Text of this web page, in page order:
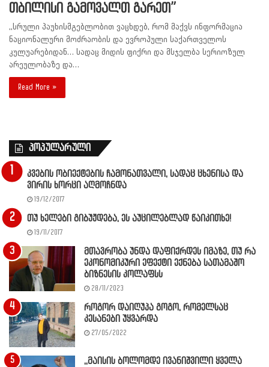
თბილისი გამოვალთ გარეთ”
,,სრული პაუხისმგებლობით ვაცხდებ, რომ მაქვს ინფორმაცია
ნაციონალური მოძრაობის და ევროპული საქართველოს
კულუარებიდან… სადაც მიდის ფიქრი და მსჯელბა სერიოზულ
არეულობაზე და…
Read More »
პოპულარული
კვების ობიექტების ჩამონათვალი, სადაც ცხენისა და
ვირის ხორცი აღმოჩნდა
19/12/2017
თუ ხელები გიბუჟდება, ეს აუცილებლად წაიკითხე!
19/11/2017
მთავრობა უნდა დაფიქრდეს იმაზე, თუ რა
ეკონომიკური ეფექტი ექნება სათამაშო
ბიზნესის კოლაფსს
28/11/2023
როგორ დაიღუპა გოგო, რომელსაც
კესანები უყვარდა
27/05/2022
,,მაისის ბოლომდე ივანიშვილი ყველა